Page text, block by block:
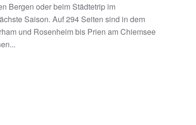
Bergen oder beim Städtetrip im
Saison. Auf 294 Seiten sind in dem
und Rosenheim bis Prien am Chiemsee